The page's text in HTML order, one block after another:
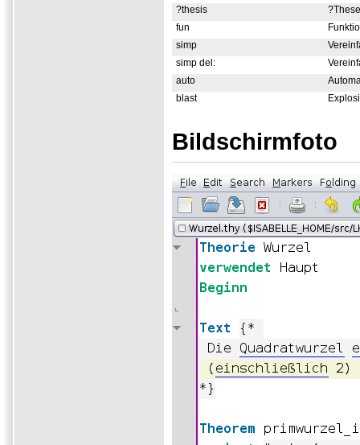
?thesis
?These
fun
simp
simp del:
auto
blast
Bildschirmfoto